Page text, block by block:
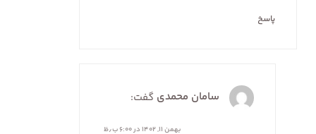
پاسخ
سامان محمدی گفت:
بهمن ۱۱, ۱۴۰۲ در ۶:۰۰ ب٫ظ